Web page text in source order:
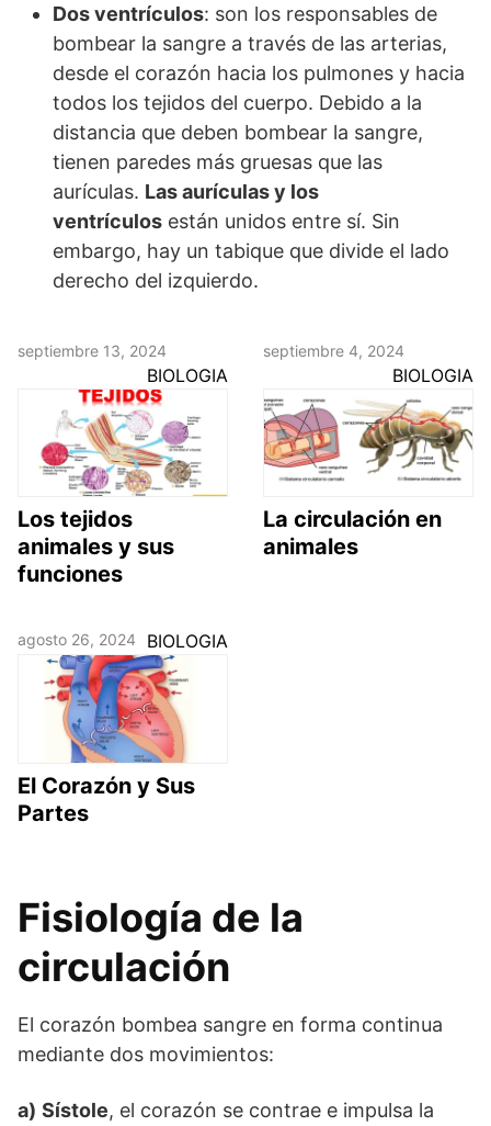
Dos ventrículos: son los responsables de
bombear la sangre a través de las arterias,
desde el corazón hacia los pulmones y hacia
todos los tejidos del cuerpo. Debido a la
distancia que deben bombear la sangre,
tienen paredes más gruesas que las
aurículas. Las aurículas y los
ventrículos están unidos entre sí. Sin
embargo, hay un tabique que divide el lado
derecho del izquierdo.
septiembre 13, 2024
BIOLOGIA
Los tejidos
animales y sus
funciones
septiembre 4, 2024
BIOLOGIA
La circulación en
animales
agosto 26, 2024 BIOLOGIA
El Corazón y Sus
Partes
Fisiología de la
circulación
El corazón bombea sangre en forma continua
mediante dos movimientos:
a) Sístole, el corazón se contrae e impulsa la